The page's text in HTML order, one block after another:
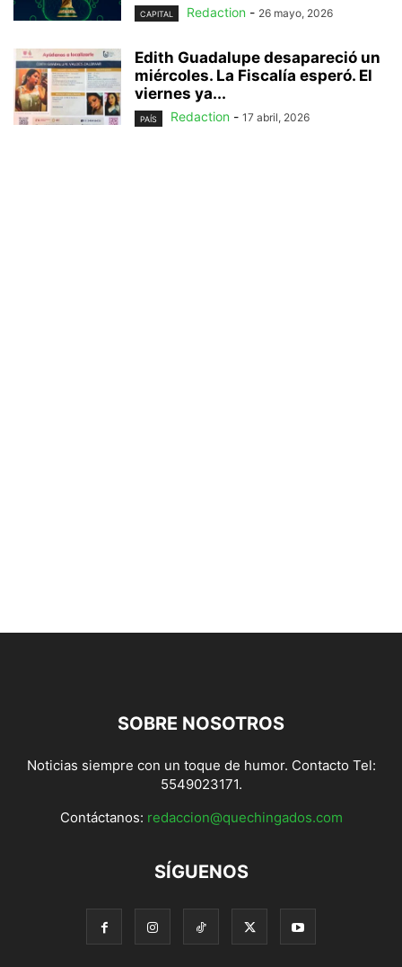
CAPITAL Redaction - 26 mayo, 2026
Edith Guadalupe desapareció un
miércoles. La Fiscalía esperó. El
viernes ya...
PAÍS Redaction - 17 abril, 2026
SOBRE NOSOTROS
Noticias siempre con un toque de humor. Contacto Tel:
5549023171.
Contáctanos: redaccion@quechingados.com
SÍGUENOS